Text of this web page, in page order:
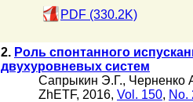
PDF (330.2K)
2. Роль спонтанного
двухуровневых систем
Сапрыкин Э.Г., Черненко
ZhETF, 2016, Vol. 150, No.